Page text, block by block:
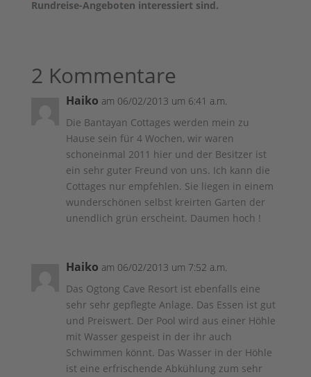
Rundreise-Angeboten interessiert sind.
2 Kommentare
Haiko am 06/02/2013 um 6:41 a.m.
Die Bantayan Cottages werden mein zu
Hause sein für 4 Wochen, wir waren
schoneinmal 2011 hier und der Besitzer ist
ein sehr guter Freund von uns. Ich kann die
Cottages nur empfehlen. Sie liegen in einem
wunderschönen selbst kreirten Garten der
unendlich grün erscheint. Daumen hoch !
Haiko am 06/02/2013 um 7:52 a.m.
Das Ogtong Cave Resort ist ebenfalls eine
sehr sehr gepflegte Anlage. Das Essen ist gut
und Preiswert. Der Pool wird aus einer Höhle
mit Wasser gespeist in der ihr auch
Schwimmen könnt. Das Wasser in der Höhle
ist eine erfrischende Abkühlung zum sehr